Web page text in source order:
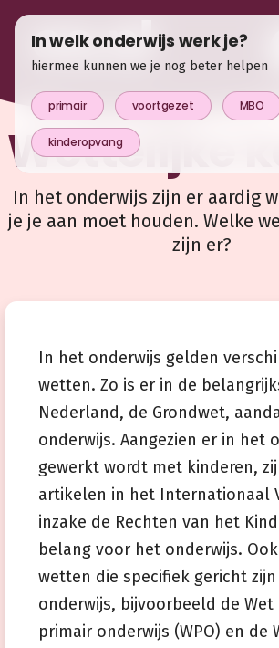
Wettelijke
In het onderwijs zijn er aardig
je je aan moet houden. Welke
zijn er?
In het onderwijs gelden v
wetten. Zo is er in de
Nederland, de Grondwet,
onderwijs. Aangezien er in het
gewerkt wordt met kinderen,
artikelen in het Internationaal
inzake de Rechten van het Kind
belang voor het onderwijs.
wetten die specifiek gericht
onderwijs, bijvoorbeeld de
primair onderwijs (WPO) en de
In welk onderwijs werk je?
hiermee kunnen we je nog beter helpen
primair voortgezet MBO
kinderopvang